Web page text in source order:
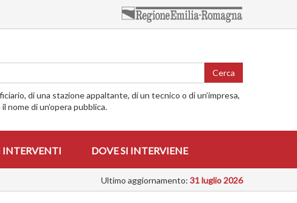
Cerca
di una stazione appaltante, di un tecnico o di un’impresa,
nome di un’opera pubblica.
INTERVENTI DOVE SI INTERVIENE
Ultimo aggiornamento: 31 luglio 2026